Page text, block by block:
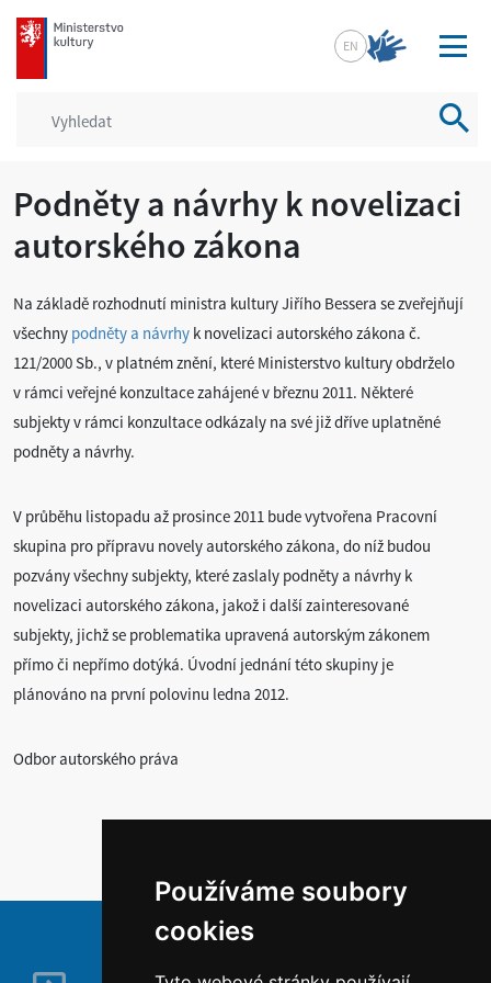
Používáme soubory
cookies
mkcr.cz
EN
Podněty a návrhy k novelizaci
autorského zákona
Na základě rozhodnutí ministra kultury Jiřího Bessera se zveřejňují
všechny podněty a návrhy k novelizaci autorského zákona č.
121/2000 Sb., v platném znění, které Ministerstvo kultury obdrželo
v rámci veřejné konzultace zahájené v březnu 2011. Některé
subjekty v rámci konzultace odkázaly na své již dříve uplatněné
podněty a návrhy.
V průběhu listopadu až prosince 2011 bude vytvořena Pracovní
skupina pro přípravu novely autorského zákona, do níž budou
pozvány všechny subjekty, které zaslaly podněty a návrhy k
novelizaci autorského zákona, jakož i další zainteresované
subjekty, jichž se problematika upravená autorským zákonem
přímo či nepřímo dotýká. Úvodní jednání této skupiny je
plánováno na první polovinu ledna 2012.
Odbor autorského práva